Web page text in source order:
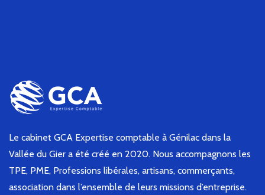
Le cabinet GCA Expertise comptable à Génilac dans la
Vallée du Gier a été créé en 2020. Nous accompagnons les
TPE, PME, Professions libérales, artisans, commerçants,
association dans l’ensemble de leurs missions d’entreprise.